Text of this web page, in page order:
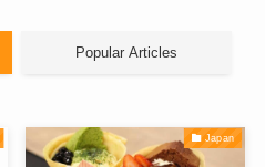
Popular Articles
Japan